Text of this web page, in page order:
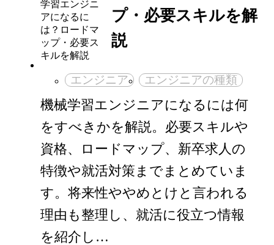
プ・必要スキルを解
説
エンジニア エンジニアの種類
機械学習エンジニアになるには何
をすべきかを解説。必要スキルや
資格、ロードマップ、新卒求人の
特徴や就活対策までまとめていま
す。将来性ややめとけと言われる
理由も整理し、就活に役立つ情報
を紹介し…